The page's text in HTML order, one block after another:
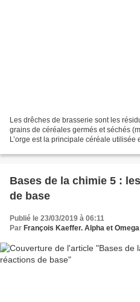
Les drêches de brasserie sont les
grains de céréales germés et séchés
L’orge est la principale céréale
Bases de la chimie 5 :
de base
Publié le 23/03/2019 à 06:11
Par François Kaeffer. Alpha et Omega